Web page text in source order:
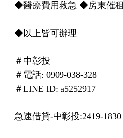
◆醫療費用救急 ◆房東催
◆以上皆可辦理
＃中彰投
＃電話: 0909-038-328
＃LINE ID: a5252917
急速借貸-中彰投:2419-1830